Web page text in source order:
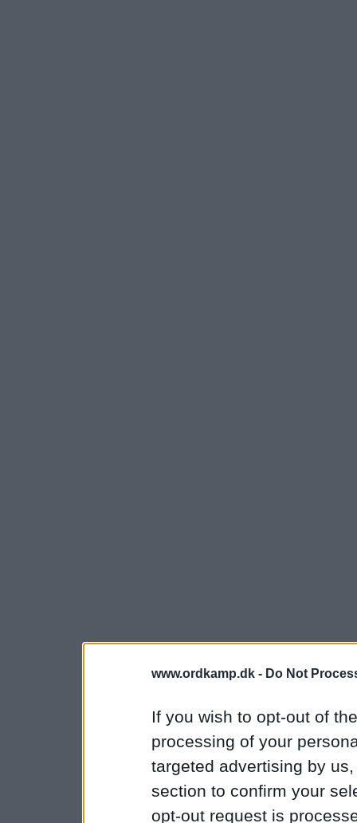
www.ordkamp.dk - Do Not
If you wish to opt-out of
processing of your
targeted advertising by
section to confirm your
opt-out request is